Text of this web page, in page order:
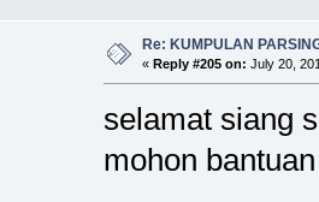
Re: KUMPULAN
« Reply #205 on: July 20,
selamat siang
mohon